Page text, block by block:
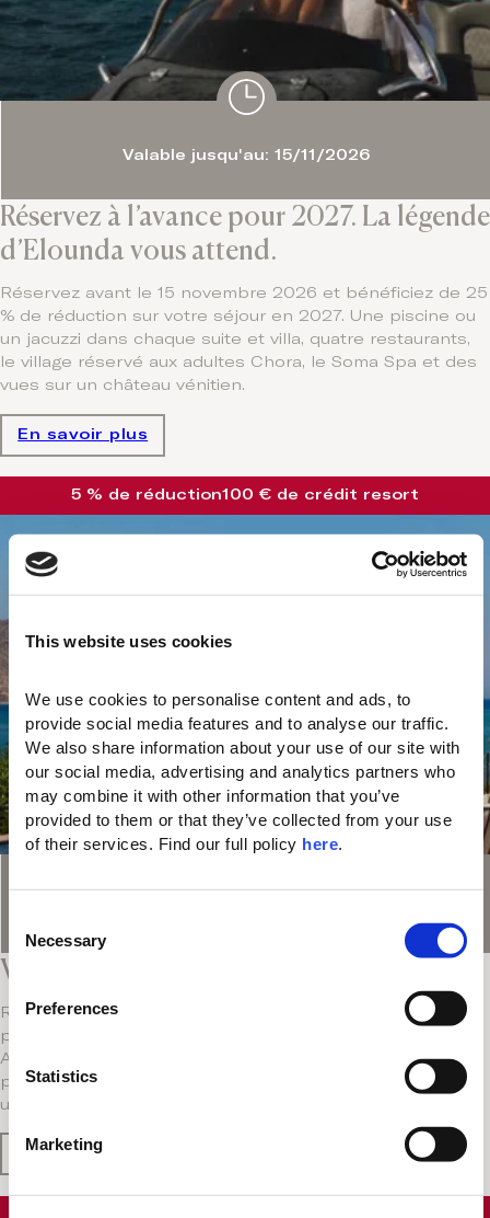
This website uses cookies
We use cookies to personalise content and ads, to
provide social media features and to analyse our traffic.
We also share information about your use of our site with
our social media, advertising and analytics partners who
may combine it with other information that you’ve
provided to them or that they’ve collected from your use
of their services. Find our full policy here
n
t
S
e
Necessary
Preferences
Statistics
Marketing
Réservez à l’avance pour 2027. La légende
d’Elounda vous attend.
Réservez avant le 15 novembre 2026 et bénéficiez de 25
% de réduction sur votre séjour en 2027. Une piscine ou
un jacuzzi dans chaque suite et villa, quatre restaurants,
le village réservé aux adultes Chora, le Soma Spa et des
vues sur un château vénitien.
En savoir plus
Valable jusqu'au: 15/11/2026
Villa Privileges au Domes of Elounda
Retirez-vous dans votre villa ou résidence privée et
profitez de privilèges attentionnés dès votre arrivée.
Avec un crédit resort supplémentaire, des transferts
privés et des conditions flexibles, vivez la belle vie dans
une villa au Domes of Elounda.
En savoir plus
5 % de réduction100 € de crédit resort